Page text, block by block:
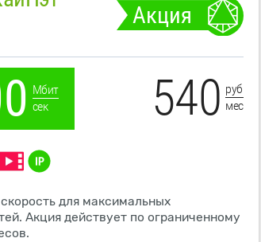
Акция
Мбит
сек
540 руб
мес
скорость для максимальных
Акция действует по ограниченному